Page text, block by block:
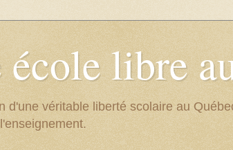
école libre
d'une véritable liberté scolaire au